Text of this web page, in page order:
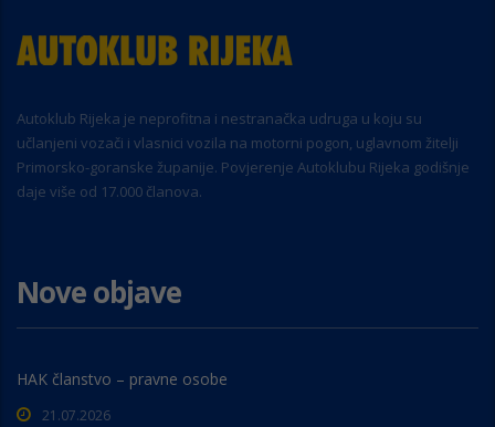
Autoklub Rijeka je neprofitna i nestranačka udruga u koju su
učlanjeni vozači i vlasnici vozila na motorni pogon, uglavnom žitelji
Primorsko-goranske županije. Povjerenje Autoklubu Rijeka godišnje
daje više od 17.000 članova.
Nove objave
HAK članstvo – pravne osobe
21.07.2026